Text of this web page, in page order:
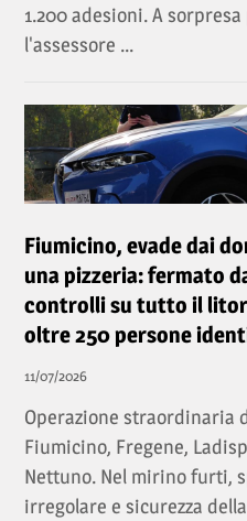
1.200 adesioni. A
l'assessore ...
Fiumicino, evade dai
una pizzeria: fermato
controlli su tutto il
oltre 250 persone
11/07/2026
Operazione straordinaria
Fiumicino, Fregene,
Nettuno. Nel mirino furti,
irregolare e sicurezza